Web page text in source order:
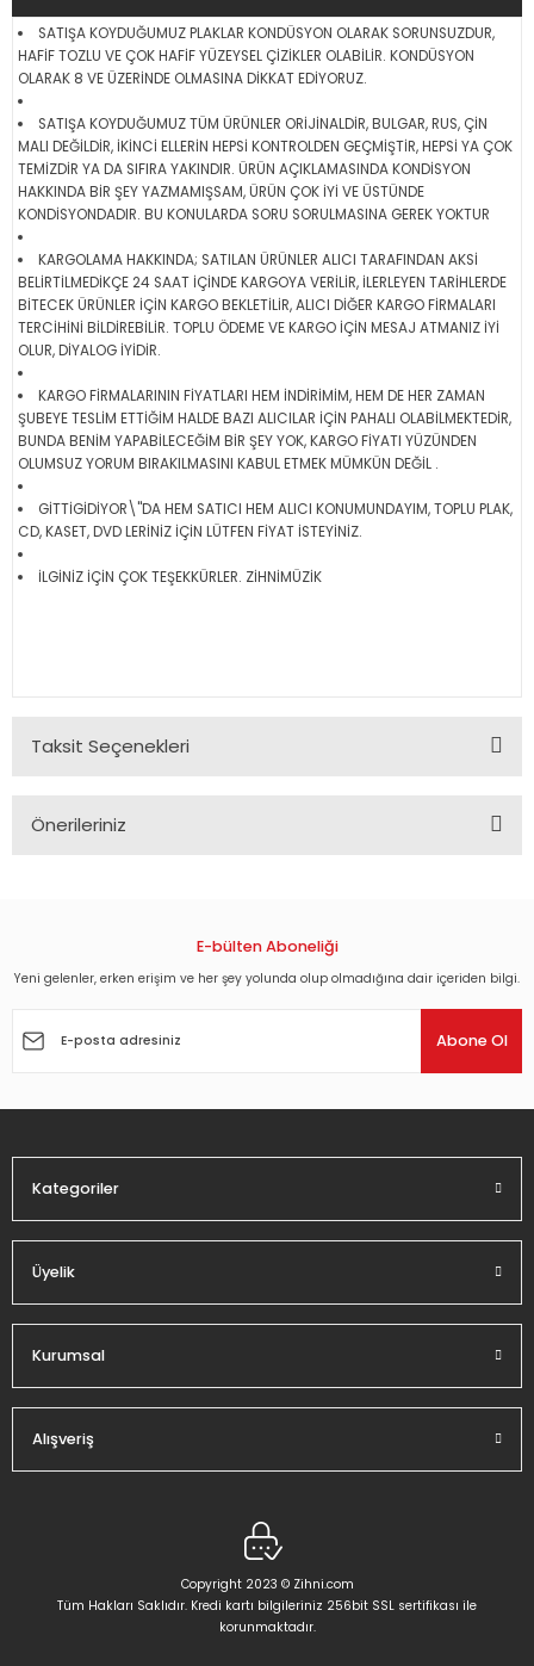
SATIŞA KOYDUĞUMUZ PLAKLAR KONDÜSYON OLARAK SORUNSUZDUR,
HAFİF TOZLU VE ÇOK HAFİF YÜZEYSEL ÇİZİKLER OLABİLİR. KONDÜSYON
OLARAK 8 VE ÜZERİNDE OLMASINA DİKKAT EDİYORUZ.
SATIŞA KOYDUĞUMUZ TÜM ÜRÜNLER ORİJİNALDİR, BULGAR, RUS, ÇİN
MALI DEĞİLDİR, İKİNCİ ELLERİN HEPSİ KONTROLDEN GEÇMİŞTİR, HEPSİ YA ÇOK
TEMİZDİR YA DA SIFIRA YAKINDIR. ÜRÜN AÇIKLAMASINDA KONDİSYON
HAKKINDA BİR ŞEY YAZMAMIŞSAM, ÜRÜN ÇOK İYİ VE ÜSTÜNDE
KONDİSYONDADIR. BU KONULARDA SORU SORULMASINA GEREK YOKTUR
KARGOLAMA HAKKINDA; SATILAN ÜRÜNLER ALICI TARAFINDAN AKSİ
BELİRTİLMEDİKÇE 24 SAAT İÇİNDE KARGOYA VERİLİR, İLERLEYEN TARİHLERDE
BİTECEK ÜRÜNLER İÇİN KARGO BEKLETİLİR, ALICI DİĞER KARGO FİRMALARI
TERCİHİNİ BİLDİREBİLİR. TOPLU ÖDEME VE KARGO İÇİN MESAJ ATMANIZ İYİ
OLUR, DİYALOG İYİDİR.
KARGO FİRMALARININ FİYATLARI HEM İNDİRİMİM, HEM DE HER ZAMAN
ŞUBEYE TESLİM ETTİĞİM HALDE BAZI ALICILAR İÇİN PAHALI OLABİLMEKTEDİR,
BUNDA BENİM YAPABİLECEĞİM BİR ŞEY YOK, KARGO FİYATI YÜZÜNDEN
OLUMSUZ YORUM BIRAKILMASINI KABUL ETMEK MÜMKÜN DEĞİL .
GİTTİGİDİYOR\"DA HEM SATICI HEM ALICI KONUMUNDAYIM, TOPLU PLAK,
CD, KASET, DVD LERİNİZ İÇİN LÜTFEN FİYAT İSTEYİNİZ.
İLGİNİZ İÇİN ÇOK TEŞEKKÜRLER. ZİHNİMÜZİK
Taksit Seçenekleri
Önerileriniz
Görüş ve önerileriniz için teşekkür ederiz.
Ürün açıklamasında eksik bilgiler bulunuyor.
Ürün fiyatı diğer sitelerden daha pahalı.
E-bülten Aboneliği
Yeni gelenler, erken erişim ve her şey yolunda olup olmadığına dair içeriden bilgi.
Abone Ol
Kategoriler
Üyelik
Kurumsal
Alışveriş
Copyright 2023 © Zihni.com
Tüm Hakları Saklıdır. Kredi kartı bilgileriniz 256bit SSL sertifikası ile
korunmaktadır.